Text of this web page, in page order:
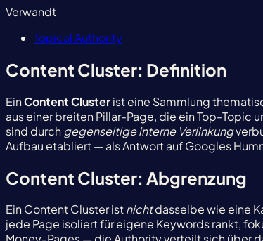
Verwandt
Topical Authority
Content Cluster: Definition
EinContent Clusterist eine Sammlung
aus einer breiten Pillar-Page, die ein Top-
sind durchgegenseitige interne Verlinkung
Aufbau etabliert — als Antwort auf Googles
Content Cluster: Abgrenzung
Ein Content Cluster istnichtdasselbe wie eine
jede Page isoliert für eigene Keywords rankt,